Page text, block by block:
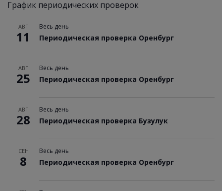
График периодических проверок
АВГ
11
Весь день
Периодическая проверка Оренбург
АВГ
25
Весь день
Периодическая проверка Оренбург
АВГ
28
Весь день
Периодическая проверка Бузулук
СЕН
8
Весь день
Периодическая проверка Оренбург